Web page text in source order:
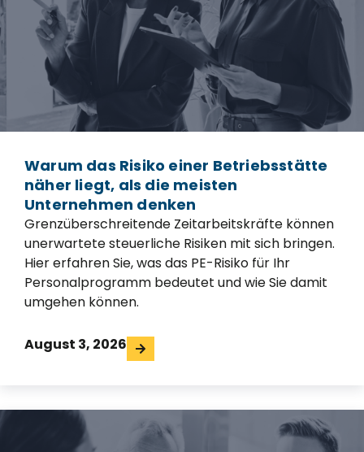
Warum das Risiko einer Betriebsstätte
näher liegt, als die meisten
Unternehmen denken
Grenzüberschreitende Zeitarbeitskräfte können
unerwartete steuerliche Risiken mit sich bringen.
Hier erfahren Sie, was das PE-Risiko für Ihr
Personalprogramm bedeutet und wie Sie damit
umgehen können.
August 3, 2026